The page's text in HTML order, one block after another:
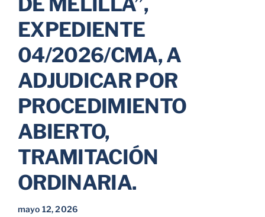
EXPEDIENTE
04/2026/CMA, A
ADJUDICAR POR
PROCEDIMIENTO
ABIERTO,
TRAMITACIÓN
ORDINARIA.
mayo 12, 2026